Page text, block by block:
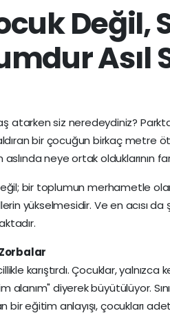
Değil,
Asıl
atarken siz neredeydiniz?
bir çocuğun birkaç metre
neye ortak olduklarının
bir toplumun merhametle
yükselmesidir. Ve en acısı
karıştırdı. Çocuklar, yalnızca
alanım" diyerek büyütülüyor.
eğitim anlayışı, çocukları